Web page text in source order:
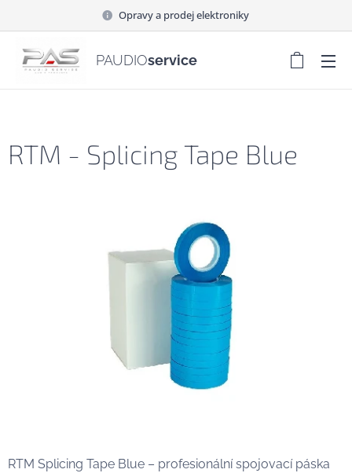
Opravy a prodej elektroniky
PAUDIOservice
RTM - Splicing Tape Blue
RTM Splicing Tape Blue – profesionální spojovací páska